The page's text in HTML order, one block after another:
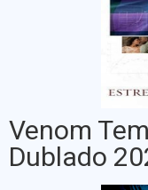
Venom
Dublado